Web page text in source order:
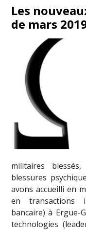
Les
de mars
militaires
blessures
avons accueilli en
en transactions
bancaire) à Ergue-
technologies